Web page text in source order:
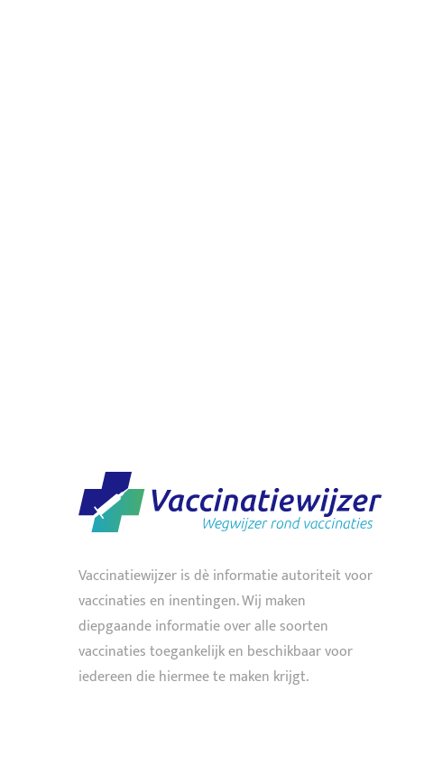
Vaccinatiewijzer is dè informatie autoriteit voor
vaccinaties en inentingen. Wij maken
diepgaande informatie over alle soorten
vaccinaties toegankelijk en beschikbaar voor
iedereen die hiermee te maken krijgt.